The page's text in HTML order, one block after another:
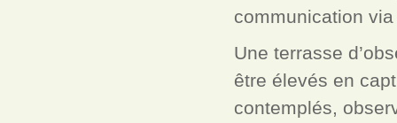
communication
Une terrasse
être élevés en
contemplés,